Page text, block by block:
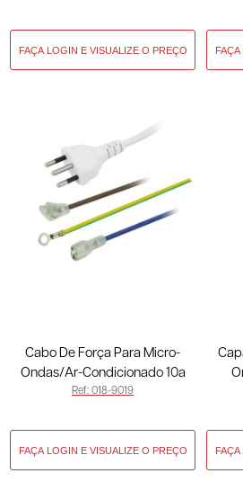
Cabo De Força Para Micro-
Ondas/Ar-Condicionado 10a
Branco 018-9019
Ref: 018-9019
50/